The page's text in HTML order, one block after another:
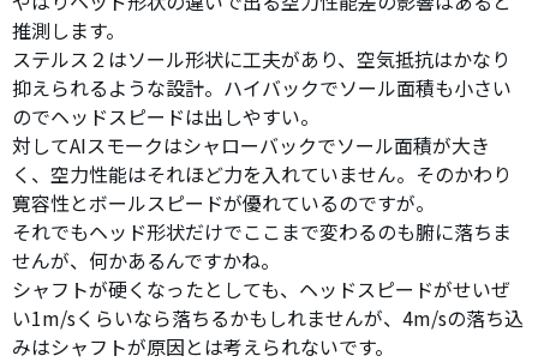
推測します。
ステルス２はソール形状に工夫があり、空気抵抗はかなり
抑えられるような設計。ハイバックでソール面積も小さい
のでヘッドスピードは出しやすい。
対してAIスモークはシャローバックでソール面積が大き
く、空力性能はそれほど力を入れていません。そのかわり
寛容性とボールスピードが優れているのですが。
それでもヘッド形状だけでここまで変わるのも腑に落ちま
せんが、何かあるんですかね。
シャフトが硬くなったとしても、ヘッドスピードがせいぜ
い1m/sくらいなら落ちるかもしれませんが、4m/sの落ち込
みはシャフトが原因とは考えられないです。